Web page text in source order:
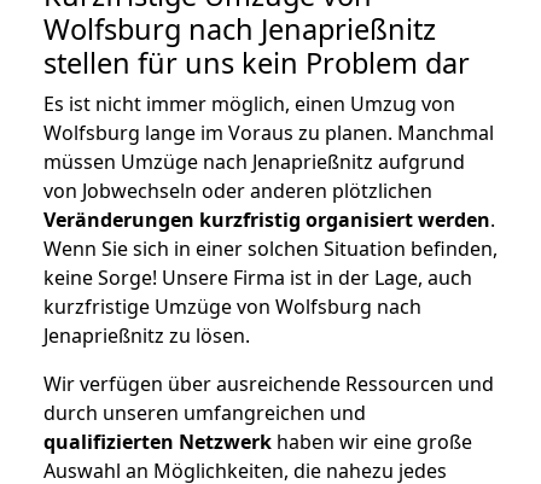
Wolfsburg nach Jenaprießnitz
stellen für uns kein Problem dar
Es ist nicht immer möglich, einen Umzug von
Wolfsburg lange im Voraus zu planen. Manchmal
müssen Umzüge nach Jenaprießnitz aufgrund
von Jobwechseln oder anderen plötzlichen
Veränderungen kurzfristig organisiert werden.
Wenn Sie sich in einer solchen Situation befinden,
keine Sorge! Unsere Firma ist in der Lage, auch
kurzfristige Umzüge von Wolfsburg nach
Jenaprießnitz zu lösen.
Wir verfügen über ausreichende Ressourcen und
durch unseren umfangreichen und
qualifizierten Netzwerk haben wir eine große
Auswahl an Möglichkeiten, die nahezu jedes